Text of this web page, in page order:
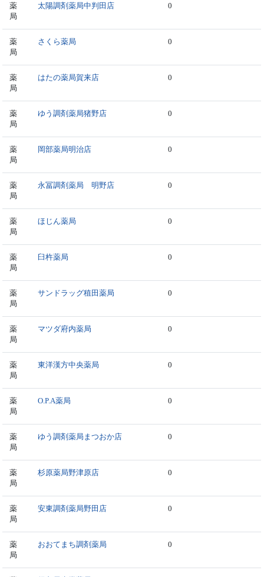
薬
局
太陽調剤薬局中判田店 0
薬
局
さくら薬局 0
薬
局
はたの薬局賀来店 0
薬
局
ゆう調剤薬局猪野店 0
薬
局
岡部薬局明治店 0
薬
局
永冨調剤薬局 明野店 0
薬
局
ほじん薬局 0
薬
局
臼杵薬局 0
薬
局
サンドラッグ稙田薬局 0
薬
局
マツダ府内薬局 0
薬
局
東洋漢方中央薬局 0
薬
局
O.P.A薬局 0
薬
局
ゆう調剤薬局まつおか店 0
薬
局
杉原薬局野津原店 0
薬
局
安東調剤薬局野田店 0
薬
局
おおてまち調剤薬局 0